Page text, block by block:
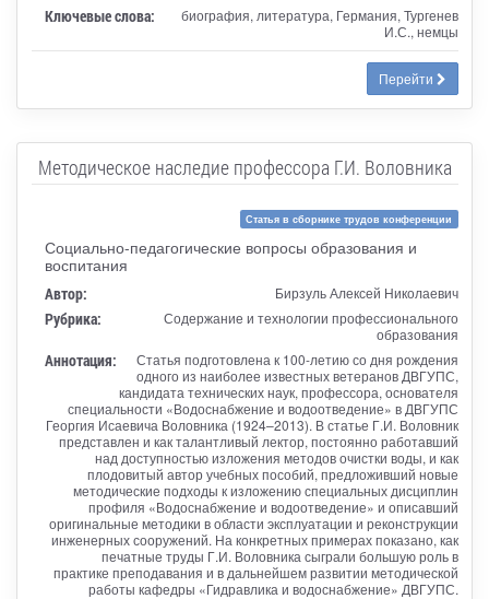
Ключевые слова:
биография, литература, Германия, Тургенев
И.С., немцы
Перейти
Методическое наследие профессора Г.И. Воловника
Статья в сборнике трудов конференции
Социально-педагогические вопросы образования и
воспитания
Автор: Бирзуль Алексей Николаевич
Рубрика:
Содержание и технологии профессионального
образования
Аннотация:
Статья подготовлена к 100-летию со дня рождения
одного из наиболее известных ветеранов ДВГУПС,
кандидата технических наук, профессора, основателя
специальности «Водоснабжение и водоотведение» в ДВГУПС
Георгия Исаевича Воловника (1924–2013). В статье Г.И. Воловник
представлен и как талантливый лектор, постоянно работавший
над доступностью изложения методов очистки воды, и как
плодовитый автор учебных пособий, предложивший новые
методические подходы к изложению специальных дисциплин
профиля «Водоснабжение и водоотведение» и описавший
оригинальные методики в области эксплуатации и реконструкции
инженерных сооружений. На конкретных примерах показано, как
печатные труды Г.И. Воловника сыграли большую роль в
практике преподавания и в дальнейшем развитии методической
работы кафедры «Гидравлика и водоснабжение» ДВГУПС.